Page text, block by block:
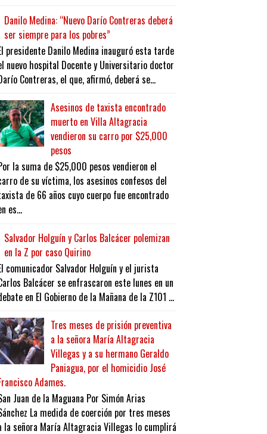
Danilo Medina: “Nuevo Darío Contreras deberá
ser siempre para los pobres”
presidente Danilo Medina inauguró esta tarde
nuevo hospital Docente y Universitario doctor
Contreras, el que, afirmó, deberá se...
Asesinos de taxista encontrado
muerto en Villa Altagracia
vendieron su carro por $25,000
pesos
la suma de $25,000 pesos vendieron el
de su víctima, los asesinos confesos del
de 66 años cuyo cuerpo fue encontrado
es...
Salvador Holguín y Carlos Balcácer polemizan
en la Z por caso Quirino
comunicador Salvador Holguín y el jurista
Balcácer se enfrascaron este lunes en un
en El Gobierno de la Mañana de la Z101 ...
Tres meses de prisión preventiva
a la señora María Altagracia
Villegas y a su hermano Geraldo
Paniagua, por el homicidio José
Adames.
Juan de la Maguana Por Simón Arias
La medida de coerción por tres meses
la señora María Altagracia Villegas lo cumplirá